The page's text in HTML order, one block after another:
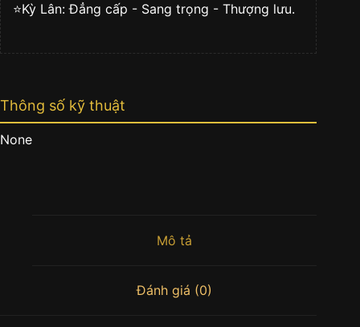
⭐️Kỳ Lân: Đẳng cấp - Sang trọng - Thượng lưu.
Thông số kỹ thuật
None
Mô tả
Đánh giá (0)